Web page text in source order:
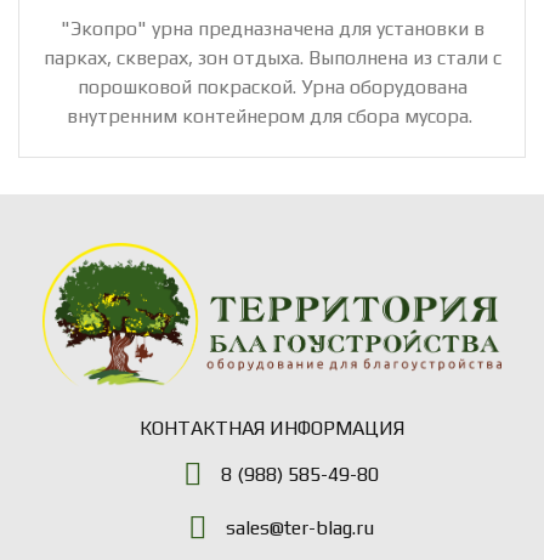
"Экопро" урна предназначена для установки в
парках, скверах, зон отдыха. Выполнена из стали с
порошковой покраской. Урна оборудована
внутренним контейнером для сбора мусора.
КОНТАКТНАЯ ИНФОРМАЦИЯ
8 (988) 585-49-80
sales@ter-blag.ru